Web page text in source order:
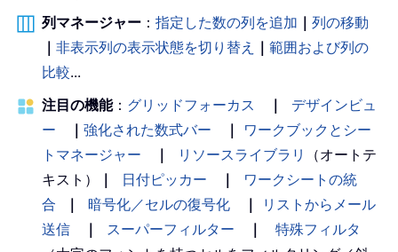
列マネージャー ： 指定した数の列を追加 ｜ 列の移動
｜ 非表示列の表示状態を切り替え ｜ 範囲および列の
比較...
注目の機能： グリッドフォーカス ｜
デザインビュ
ー
｜ 強化された数式バー ｜
ワークブックとシー
トマネージャー
｜ リソースライブラリ
（オートテ
キスト）
｜ 日付ピッカー ｜
ワークシートの統
合
｜ 暗号化／セルの復号化 ｜
リストからメール
送信
｜ スーパーフィルター ｜
特殊フィルタ